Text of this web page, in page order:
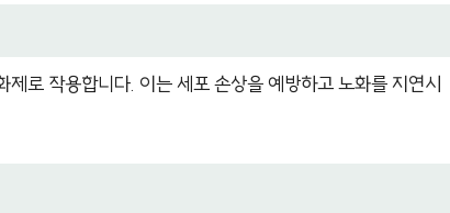
제로 작용합니다. 이는 세포 손상을 예방하고 노화를 지연시